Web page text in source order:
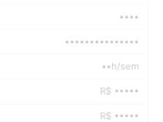
••••
•••••••••••••••
••h/sem
R$ •••••
R$ •••••